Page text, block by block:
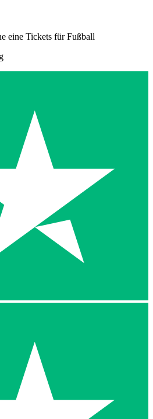
eine Tickets für Fußball